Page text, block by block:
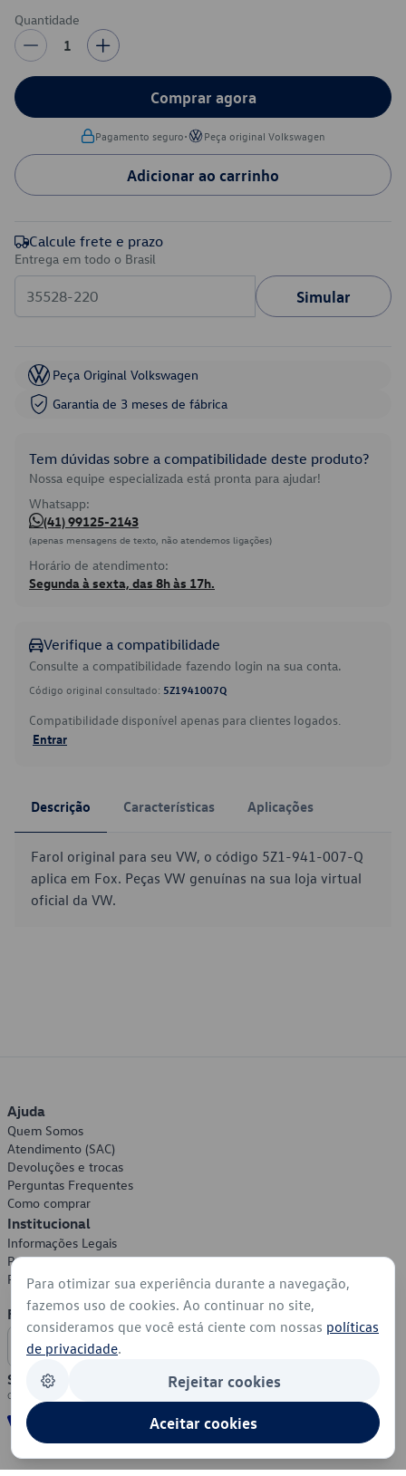
Quantidade
1
Comprar agora
Pagamento seguro• Peça original Volkswagen
Adicionar ao carrinho
Calcule frete e prazo
Entrega em todo o Brasil
Simular
Peça Original Volkswagen
Garantia de 3 meses de fábrica
Tem dúvidas sobre a compatibilidade deste produto?
Nossa equipe especializada está pronta para ajudar!
Whatsapp:
(41) 99125-2143
(apenas mensagens de texto, não atendemos ligações)
Horário de atendimento:
Segunda à sexta, das 8h às 17h.
Verifique a compatibilidade
Consulte a compatibilidade fazendo login na sua conta.
Código original consultado: 5Z1941007Q
Compatibilidade disponível apenas para clientes logados.
Entrar
Descrição Características Aplicações
Farol original para seu VW, o código 5Z1-941-007-Q
aplica em Fox. Peças VW genuínas na sua loja virtual
oficial da VW.
Ajuda
Quem Somos
Atendimento (SAC)
Devoluções e trocas
Perguntas Frequentes
Como comprar
Institucional
Informações Legais
Política de Privacidade
Política de Cookies
Formas de Pagamento
Segurança
Para otimizar sua experiência durante a navegação,
fazemos uso de cookies. Ao continuar no site,
consideramos que você está ciente com nossas políticas
de privacidade.
Rejeitar cookies
Aceitar cookies